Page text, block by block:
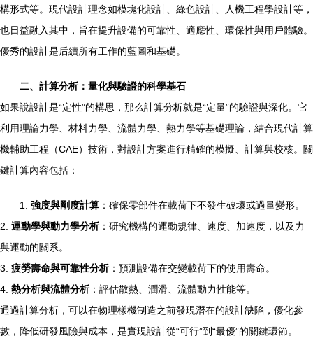
構形式等。現代設計理念如模塊化設計、綠色設計、人機工程學設計等，
也日益融入其中，旨在提升設備的可靠性、適應性、環保性與用戶體驗。
優秀的設計是后續所有工作的藍圖和基礎。
二、計算分析：量化與驗證的科學基石
如果說設計是“定性”的構思，那么計算分析就是“定量”的驗證與深化。它
利用理論力學、材料力學、流體力學、熱力學等基礎理論，結合現代計算
機輔助工程（CAE）技術，對設計方案進行精確的模擬、計算與校核。關
鍵計算內容包括：
1. 強度與剛度計算 ：確保零部件在載荷下不發生破壞或過量變形。
2. 運動學與動力學分析：研究機構的運動規律、速度、加速度，以及力
與運動的關系。
3. 疲勞壽命與可靠性分析：預測設備在交變載荷下的使用壽命。
4. 熱分析與流體分析：評估散熱、潤滑、流體動力性能等。
通過計算分析，可以在物理樣機制造之前發現潛在的設計缺陷，優化參
數，降低研發風險與成本，是實現設計從“可行”到“最優”的關鍵環節。